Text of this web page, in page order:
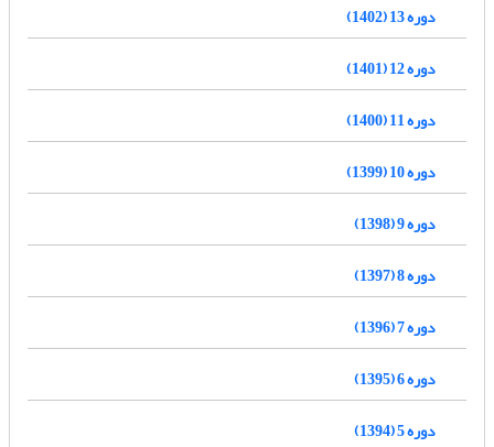
دوره 13 (1402)
دوره 12 (1401)
دوره 11 (1400)
دوره 10 (1399)
دوره 9 (1398)
دوره 8 (1397)
دوره 7 (1396)
دوره 6 (1395)
دوره 5 (1394)